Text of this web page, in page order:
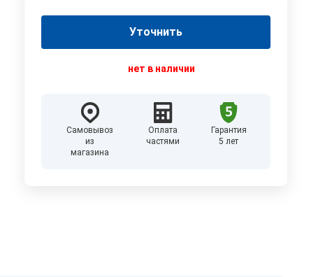
Уточнить
нет в наличии
Самовывоз
из
магазина
Оплата
частями
Гарантия
5 лет